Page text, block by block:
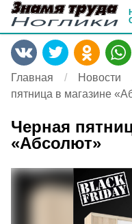
Главная Новости
пятница в магазине
Черная
«Абсолют»